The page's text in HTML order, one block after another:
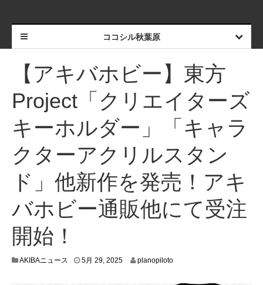
ココシル秋葉原
【アキバホビー】東方
Project「クリエイターズ
キーホルダー」「キャラ
クターアクリルスタン
ド」他新作を発売！アキ
バホビー通販他にて受注
開始！
AKIBAニュース 5月 29, 20255
planopiloto